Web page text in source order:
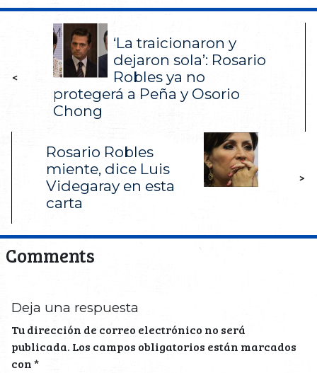
<
‘La traicionaron y
dejaron sola’: Rosario
Robles ya no
protegerá a Peña y Osorio
Chong
Rosario Robles
miente, dice Luis
Videgaray en esta
carta
>
Comments
Deja una respuesta
Tu dirección de correo electrónico no será
publicada. Los campos obligatorios están marcados
con*